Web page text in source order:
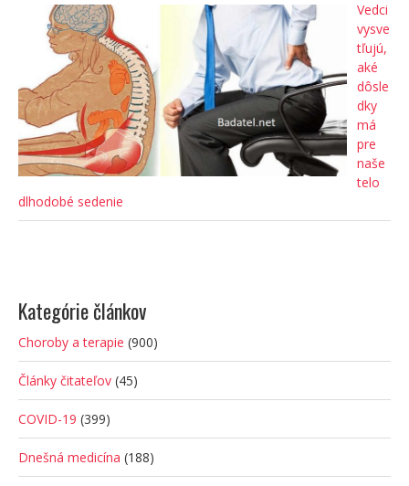
Vedci
vysve
tľujú,
aké
dôsle
dky
má
pre
naše
telo
dlhodobé sedenie
Kategórie článkov
Choroby a terapie (900)
Články čitateľov (45)
COVID-19 (399)
Dnešná medicína (188)